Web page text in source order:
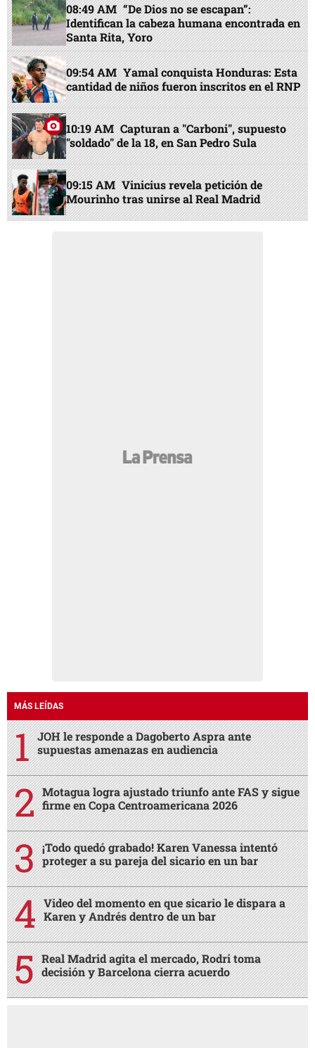
08:49 AM “De Dios no se escapan”:
Identifican la cabeza humana encontrada en
Santa Rita, Yoro
09:54 AM Yamal conquista Honduras: Esta
cantidad de niños fueron inscritos en el RNP
10:19 AM Capturan a "Carboni", supuesto
"soldado" de la 18, en San Pedro Sula
09:15 AM Vinicius revela petición de
Mourinho tras unirse al Real Madrid
MÁS LEÍDAS
JOH le responde a Dagoberto Aspra ante
supuestas amenazas en audiencia
Motagua logra ajustado triunfo ante FAS y sigue
firme en Copa Centroamericana 2026
¡Todo quedó grabado! Karen Vanessa intentó
proteger a su pareja del sicario en un bar
Video del momento en que sicario le dispara a
Karen y Andrés dentro de un bar
Real Madrid agita el mercado, Rodri toma
decisión y Barcelona cierra acuerdo